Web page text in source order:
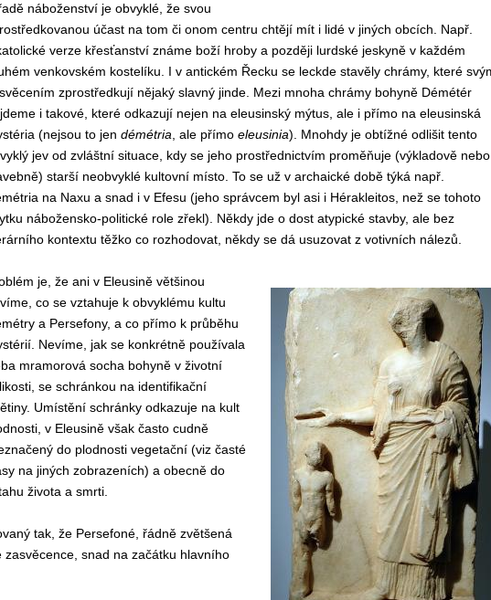
náboženství je obvyklé, že svou
účast na tom či onom centru chtějí mít i lidé v jiných obcích. Např.
verze křesťanství známe boží hroby a později lurdské jeskyně v každém
venkovském kostelíku. I v antickém Řecku se leckde stavěly chrámy, které
zprostředkují nějaký slavný jinde. Mezi mnoha chrámy bohyně Démétér
i takové, které odkazují nejen na eleusinský mýtus, ale i přímo na eleusinská
(nejsou to jen démétria , ale přímo eleusinia). Mnohdy je obtížné odlišit tento
jev od zvláštní situace, kdy se jeho prostřednictvím proměňuje (výkladově nebo
starší neobvyklé kultovní místo. To se už v archaické době týká např.
na Naxu a snad i v Efesu (jeho správcem byl asi i Hérakleitos, než se tohoto
nábožensko-politické role zřekl). Někdy jde o dost atypické stavby, ale bez
kontextu těžko co rozhodovat, někdy se dá usuzovat z votivních nálezů.
je, že ani v Eleusině většinou
co se vztahuje k obvyklému kultu
a Persefony, a co přímo k průběhu
Nevíme, jak se konkrétně používala
mramorová socha bohyně v životní
se schránkou na identifikační
Umístění schránky odkazuje na kult
v Eleusině však často cudně
do plodnosti vegetační (viz časté
na jiných zobrazeních) a obecně do
života a smrti.
tak, že Persefoné, řádně zvětšená
snad na začátku hlavního